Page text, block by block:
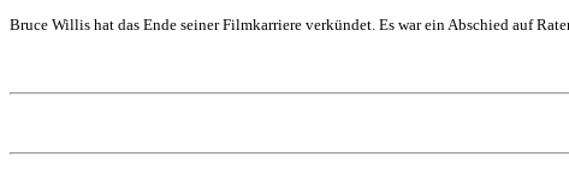
Bruce Willis hat das Ende seiner Filmkarriere verkündet. Es war ein Abschied auf